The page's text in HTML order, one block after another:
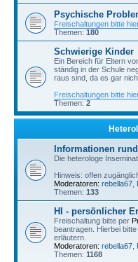
Psychische
Freischaltungen bitte
Themen: 180
Schwierige Kinder
Ein Bereich für Eltern
ständig in der Schule
raus sind, da es gar
Freischaltungen bitte
Themen: 2
Informationen
Die heterologe
Hinweis: offen
Moderatoren: rebella67
Themen: 133
HI - persönlicher
Freischaltung bitte per
beantragen. Hierbei
erläutern.
Moderatoren: rebella67
Themen: 1168